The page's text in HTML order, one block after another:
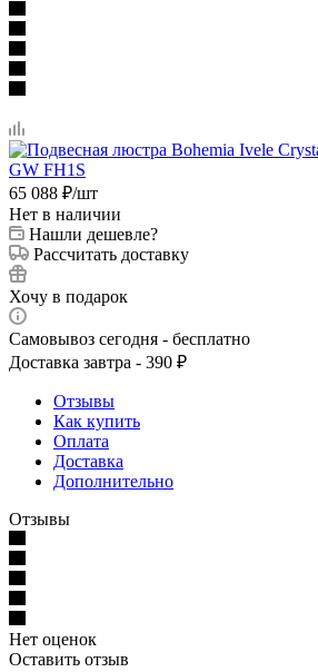
65 088 ₽/шт
Нет в наличии
Нашли дешевле?
Рассчитать доставку
Хочу в подарок
Самовывоз сегодня - бесплатно
Доставка завтра - 390 ₽
Отзывы
Как купить
Оплата
Доставка
Дополнительно
Отзывы
Нет оценок
Оставить отзыв